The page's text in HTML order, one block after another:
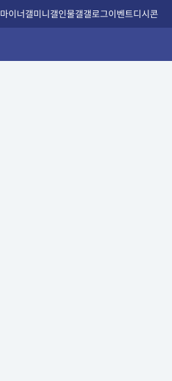
마이너갤미니갤인물갤갤로그이벤트디시콘